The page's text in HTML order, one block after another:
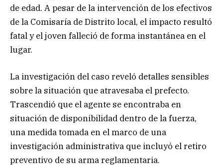
de edad. A pesar de la intervención de los efectivos
de la Comisaría de Distrito local, el impacto resultó
fatal y el joven falleció de forma instantánea en el
lugar.
La investigación del caso reveló detalles sensibles
sobre la situación que atravesaba el prefecto.
Trascendió que el agente se encontraba en
situación de disponibilidad dentro de la fuerza,
una medida tomada en el marco de una
investigación administrativa que incluyó el retiro
preventivo de su arma reglamentaria.